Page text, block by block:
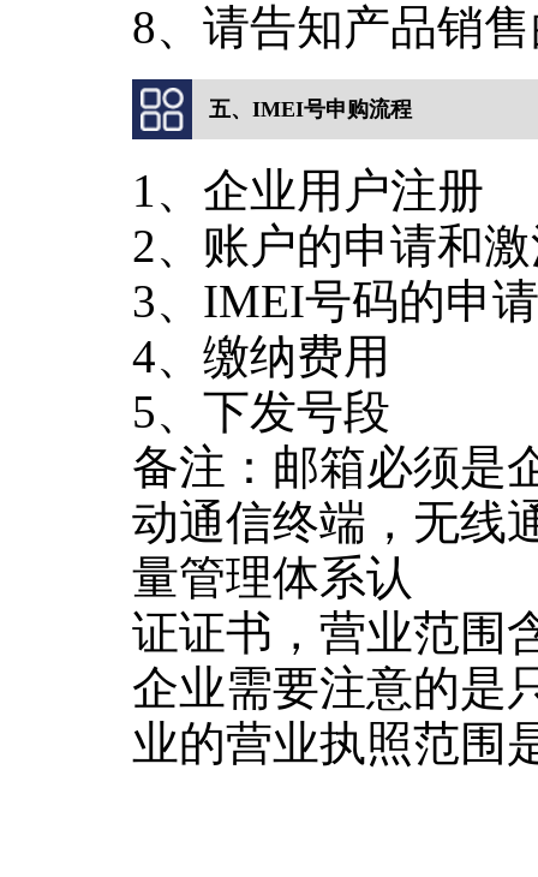
8、请告知产品销
五、IMEI号申购流程
1、企业用户注册
2、账户的申请和
3、IMEI号码的申请
4、缴纳费用
5、下发号段
备注：邮箱必须是
动通信终端，无线
量管理体系认
证证书，营业范围
企业需要注意的是
业的营业执照范围